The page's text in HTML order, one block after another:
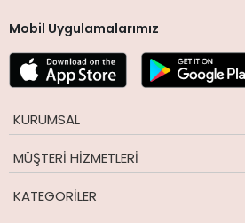
Mobil Uygulamalarımız
KURUMSAL
MÜŞTERI HIZMETLERI
KATEGORILER